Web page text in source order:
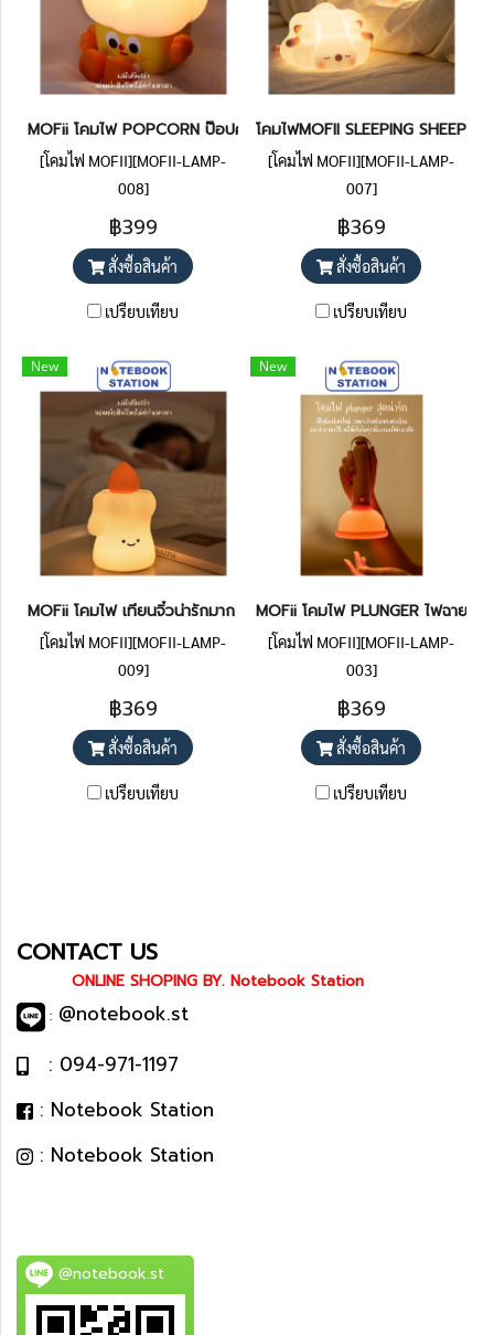
MOFii โคมไฟ POPCORN ป๊อปคอร์นน่ารักมาก ปรับระดับแสง ตั้งเวลา
[โคมไฟ MOFII][MOFII-LAMP-
008]
฿399
สั่งซื้อสินค้า
เปรียบเทียบ
โคมไฟMOFII SLEEPING SHEEP
[โคมไฟ MOFII][MOFII-LAMP-
007]
฿369
สั่งซื้อสินค้า
เปรียบเทียบ
New
MOFii โคมไฟ เทียนจิ๋วน่ารักมาก ปรับระดับแสงไฟได้ ราคา 369.-
[โคมไฟ MOFII][MOFII-LAMP-
009]
฿369
สั่งซื้อสินค้า
เปรียบเทียบ
New
MOFii โคมไฟ PLUNGER ไฟฉาย
[โคมไฟ MOFII][MOFII-LAMP-
003]
฿369
สั่งซื้อสินค้า
เปรียบเทียบ
CONTACT US
ONLINE SHOPING BY. Notebook Station
: @notebook.st
: 094-971-1197
: Notebook Station
: Notebook Station
@notebook.st